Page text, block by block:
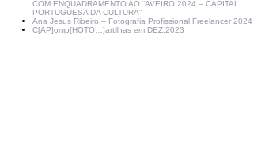
COM ENQUADRAMENTO AO “AVEIRO 2024 – CAPITAL
PORTUGUESA DA CULTURA”
Ana Jesus Ribeiro – Fotografia Profissional Freelancer 2024
C[AP]omp[HOTO…]artilhas em DEZ.2023